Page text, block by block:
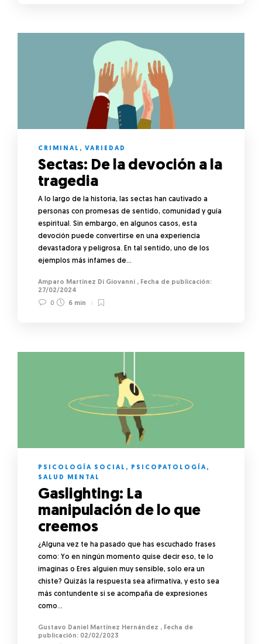
CRIMINAL , VARIEDAD
Sectas: De la devoción a la
tragedia
A lo largo de la historia, las sectas han cautivado a
personas con promesas de sentido, comunidad y guía
espiritual. Sin embargo, en algunos casos, esta
devoción puede convertirse en una experiencia
devastadora y peligrosa. En tal sentido, uno de los
ejemplos más infames de…
Amparo Martínez Di Giovanni ,
27/02/2024
0
6 min
PSICOLOGÍA SOCIAL , PSICOPATOLOGÍA,
SALUD MENTAL
Gaslighting: La
manipulación de lo que
creemos
¿Alguna vez te ha pasado que has escuchado frases
como: Yo en ningún momento quise decir eso, te lo
imaginas o Eres alguien muy sensible, solo era un
chiste? Quizás la respuesta sea afirmativa, y esto sea
más contundente si se acompaña de expresiones
como…
Gustavo Daniel Martínez Hernández ,
02/02/2023